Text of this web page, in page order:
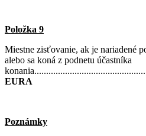
Položka 9
Miestne zisťovanie, ak je nariadené
alebo sa koná z podnetu účastníka
EURA
Poznámky